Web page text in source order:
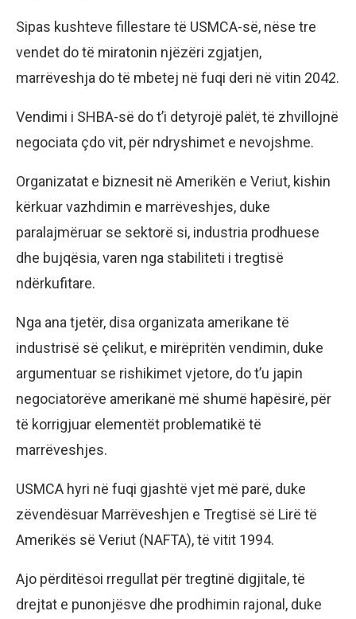
Sipas kushteve fillestare të USMCA-së, nëse tre
vendet do të miratonin njëzëri zgjatjen,
marrëveshja do të mbetej në fuqi deri në vitin 2042.
Vendimi i SHBA-së do t’i detyrojë palët, të zhvillojnë
negociata çdo vit, për ndryshimet e nevojshme.
Organizatat e biznesit në Amerikën e Veriut, kishin
kërkuar vazhdimin e marrëveshjes, duke
paralajmëruar se sektorë si, industria prodhuese
dhe bujqësia, varen nga stabiliteti i tregtisë
ndërkufitare.
Nga ana tjetër, disa organizata amerikane të
industrisë së çelikut, e mirëpritën vendimin, duke
argumentuar se rishikimet vjetore, do t’u japin
negociatorëve amerikanë më shumë hapësirë, për
të korrigjuar elementët problematikë të
marrëveshjes.
USMCA hyri në fuqi gjashtë vjet më parë, duke
zëvendësuar Marrëveshjen e Tregtisë së Lirë të
Amerikës së Veriut (NAFTA), të vitit 1994.
Ajo përditësoi rregullat për tregtinë digjitale, të
drejtat e punonjësve dhe prodhimin rajonal, duke